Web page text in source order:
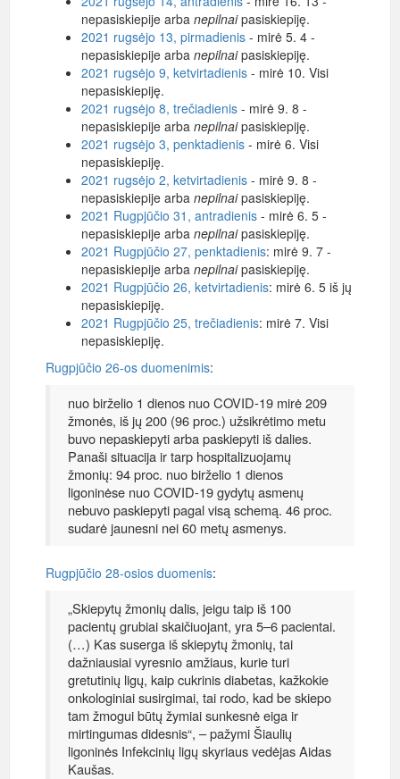
nepasiskiepije arba nepilnaipasiskiepiję.
2021 rugsėjo 13, pirmadienis - mirė 5. 4 -
nepasiskiepije arba nepilnaipasiskiepiję.
2021 rugsėjo 9, ketvirtadienis - mirė 10. Visi
nepasiskiepiję.
2021 rugsėjo 8, trečiadienis - mirė 9. 8 -
nepasiskiepije arba nepilnaipasiskiepiję.
2021 rugsėjo 3, penktadienis - mirė 6. Visi
nepasiskiepiję.
2021 rugsėjo 2, ketvirtadienis - mirė 9. 8 -
nepasiskiepije arba nepilnaipasiskiepiję.
2021 Rugpjūčio 31, antradienis - mirė 6. 5 -
nepasiskiepije arba nepilnaipasiskiepiję.
2021 Rugpjūčio 27, penktadienis: mirė 9. 7 -
nepasiskiepije arba nepilnaipasiskiepiję.
2021 Rugpjūčio 26, ketvirtadienis: mirė 6. 5 iš jų
nepasiskiepiję.
2021 Rugpjūčio 25, trečiadienis: mirė 7. Visi
nepasiskiepiję.
Rugpjūčio 26-os duomenimis:
nuo birželio 1 dienos nuo COVID-19 mirė 209
žmonės, iš jų 200 (96 proc.) užsikrėtimo metu
buvo nepaskiepyti arba paskiepyti iš dalies.
Panaši situacija ir tarp hospitalizuojamų
žmonių: 94 proc. nuo birželio 1 dienos
ligoninėse nuo COVID-19 gydytų asmenų
nebuvo paskiepyti pagal visą schemą. 46 proc.
sudarė jaunesni nei 60 metų asmenys.
Rugpjūčio 28-osios duomenis:
„Skiepytų žmonių dalis, jeigu taip iš 100
pacientų grubiai skaičiuojant, yra 5–6 pacientai.
(…) Kas suserga iš skiepytų žmonių, tai
dažniausiai vyresnio amžiaus, kurie turi
gretutinių ligų, kaip cukrinis diabetas, kažkokie
onkologiniai susirgimai, tai rodo, kad be skiepo
tam žmogui būtų žymiai sunkesnė eiga ir
mirtingumas didesnis“, – pažymi Šiaulių
ligoninės Infekcinių ligų skyriaus vedėjas Aidas
Kaušas.